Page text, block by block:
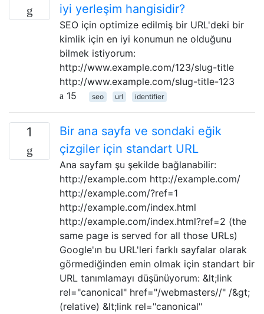
iyi yerleşim hangisidir?
SEO için optimize edilmiş bir URL'deki bir
kimlik için en iyi konumun ne olduğunu
bilmek istiyorum:
http://www.example.com/123/slug-title
http://www.example.com/slug-title-123
15
seo url identifier
1
Bir ana sayfa ve sondaki eğik
çizgiler için standart URL
Ana sayfam şu şekilde bağlanabilir:
http://example.com http://example.com/
http://example.com/?ref=1
http://example.com/index.html
http://example.com/index.html?ref=2 (the
same page is served for all those URLs)
Google'ın bu URL'leri farklı sayfalar olarak
görmediğinden emin olmak için standart bir
URL tanımlamayı düşünüyorum: &lt;link
rel="canonical" href="/webmasters//" /&gt;
(relative) &lt;link rel="canonical"